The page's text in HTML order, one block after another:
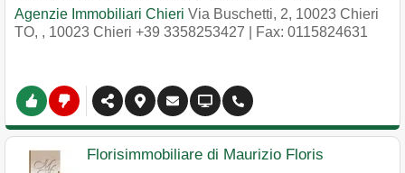
Agenzie Immobiliari Chieri Via Buschetti, 2, 10023 Chieri
TO, , 10023 Chieri +39 3358253427 | Fax: 0115824631
Florisimmobiliare di Maurizio Floris